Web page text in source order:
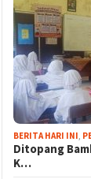
July 23, 2024
Kembangkan
Kabupaten
Timur Lakukan
BERITA HARI INI
Ditopang
K…